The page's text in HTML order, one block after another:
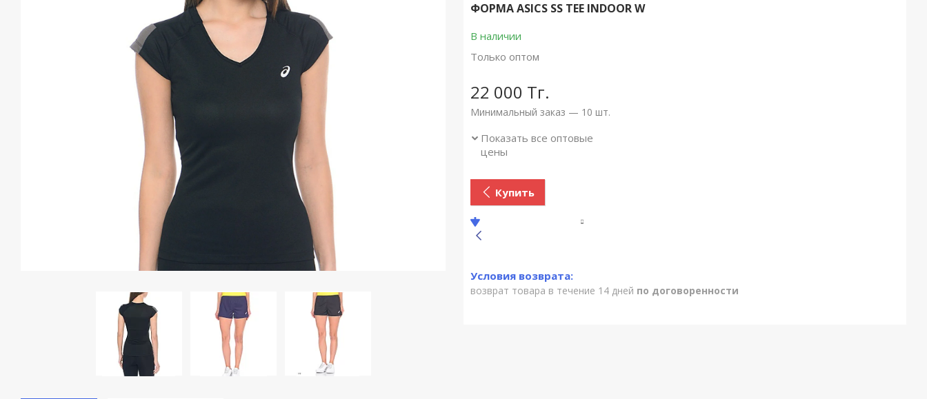
ФОРМА ASICS SS TEE INDOOR W
В наличии
Только оптом
22 000 Тг.
Минимальный заказ — 10 шт.
Показать все оптовые
цены
Купить
возврат товара в течение 14 дней по договоренности